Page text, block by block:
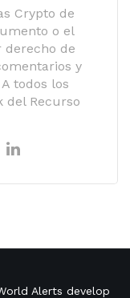
Crypto de
o el
de
y
todos los
Recurso
Alerts develop